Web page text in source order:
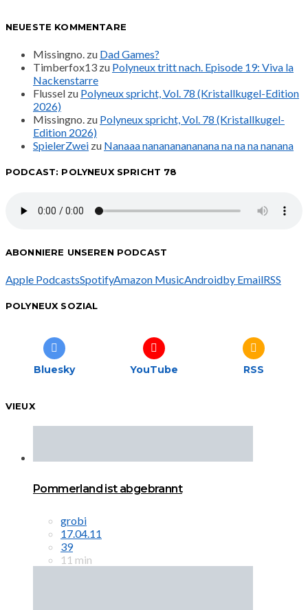
NEUESTE KOMMENTARE
Missingno. zu Dad Games?
Timberfox13 zu Polyneux tritt nach. Episode 19: Viva la
Nackenstarre
Flussel zu Polyneux spricht, Vol. 78 (Kristallkugel-Edition
2026)
Missingno. zu Polyneux spricht, Vol. 78 (Kristallkugel-
Edition 2026)
SpielerZwei zu Nanaaa nanananananana na na na nanana
PODCAST: POLYNEUX SPRICHT 78
ABONNIERE UNSEREN PODCAST
Apple PodcastsSpotifyAmazon MusicAndroidby EmailRSS
POLYNEUX SOZIAL
Bluesky YouTube RSS
VIEUX
Pommerland ist abgebrannt
grobi
17.04.11
39
11 min